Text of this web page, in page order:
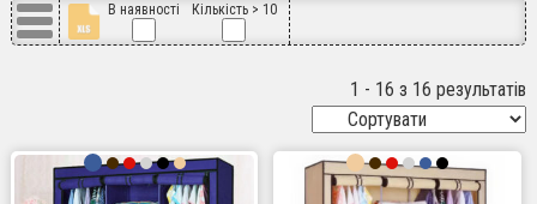
В наявності Кількість > 10
1 - 16 з 16 результатів